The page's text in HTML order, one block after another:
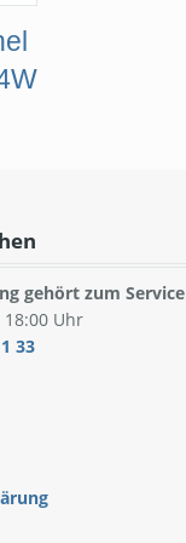
gehört zum Service
18:00 Uhr
33